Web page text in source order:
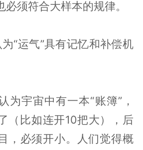
须符合大样本的规律。
“运气”具有记忆和补偿机
为宇宙中有一本“账簿”，
（比如连开10把大），后
，必须开小。人们觉得概